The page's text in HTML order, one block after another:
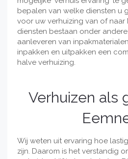
bepalen van welke diensten u
voor uw verhuizing van of naar
diensten bestaan onder
aanleveren van
inpakken en uitpakken een
halve verhuizing.
Verhuizen als
Wij weten uit ervaring hoe
zijn. Daarom is het verstandig